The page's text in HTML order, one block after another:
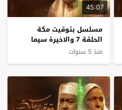
45:07
مسلسل بتوقيت مكة
الحلقة 7 والاخيرة سيما
كلوب
منذ 5 سنوات